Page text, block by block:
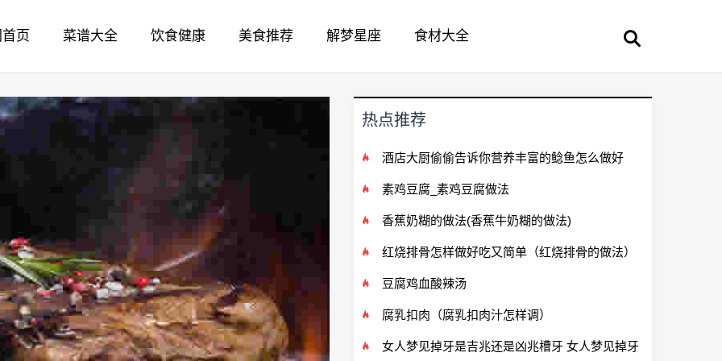
页 菜谱大全 饮食健康 美食推荐 解梦星座 食材大全
热点推荐
酒店大厨偷偷告诉你营养丰富的鲶鱼怎么做好
吃？素鸡豆腐_素鸡豆腐做法
香蕉奶糊的做法(香蕉牛奶糊的做法)
红烧排骨怎样做好吃又简单（红烧排骨的做法）
豆腐鸡血酸辣汤
腐乳扣肉（腐乳扣肉汁怎样调）
女人梦见掉牙是吉兆还是凶兆槽牙 女人梦见掉牙